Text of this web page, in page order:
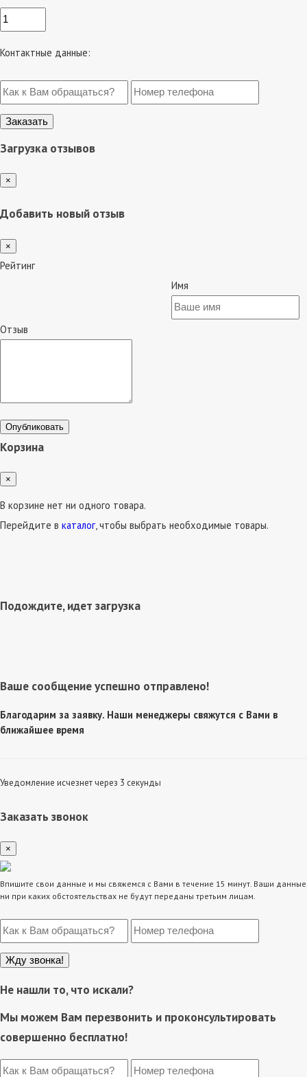
Контактные данные:
Загрузка отзывов
×
Добавить новый отзыв
×
Рейтинг
Имя
Отзыв
Опубликовать
Корзина
×
В корзине нет ни одного товара.
Перейдите в каталог, чтобы выбрать необходимые товары.
Подождите, идет загрузка
Ваше сообщение успешно отправлено!
Благодарим за заявку. Наши менеджеры свяжутся с Вами в
ближайшее время
Уведомление исчезнет через 3 секунды
Заказать звонок
×
Впишите свои данные и мы свяжемся с Вами в течение 15 минут. Ваши данные
ни при каких обстоятельствах не будут переданы третьим лицам.
Не нашли то, что искали?
Мы можем Вам перезвонить и проконсультировать
совершенно бесплатно!